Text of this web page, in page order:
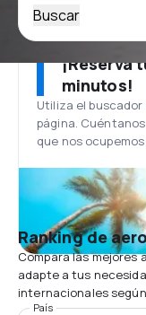
Buscar
¡Reserva
minutos!
Utiliza el
página.
que nos
Ranking de
Compara las mejores
adapte a tus
internacionales
País